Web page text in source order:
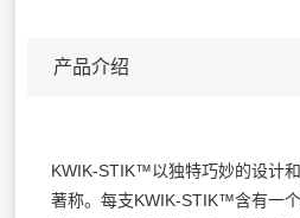
产品介绍
KWIK-STIK™以独特巧妙的设计
著称。每支KWIK-STIK™含有一